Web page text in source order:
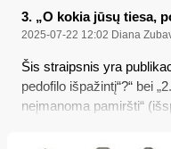
3. „O kokia jūsų tiesa,
2025-07-22 12:02 Diana
Šis straipsnis yra
pedofilo išpažintį“?“ bei
neįmanoma pamiršti“